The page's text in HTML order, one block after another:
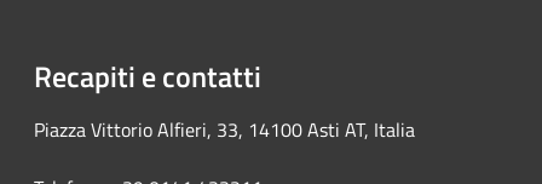
Recapiti e contatti
Piazza Vittorio Alfieri, 33, 14100 Asti AT, Italia